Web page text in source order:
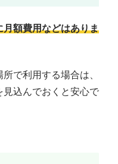
額費用などはありま
で利用する場合は、
込んでおくと安心で